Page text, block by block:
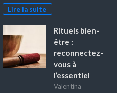
Lire la suite
Rituels bien-
être :
reconnectez-
vous à
l’essentiel
Valentina